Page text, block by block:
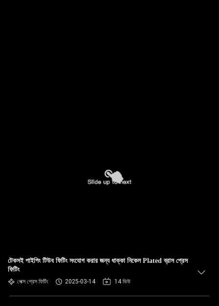
টেকসই পাইপিং টিউব ফিটিং সংযোগ করার জন্য ধাক্কা নিকেল Plated ব্রাস প্রেস
ফিটিং
পেক্স প্রেস ফিটিং 2025-03-14 14 ভিউ